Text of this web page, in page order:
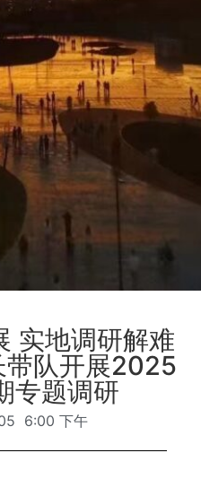
实地调研解难
带队开展2025
专题调研
6:00 下午